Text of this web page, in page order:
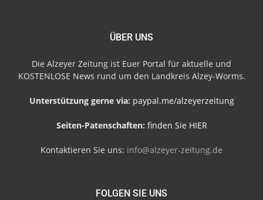
ÜBER UNS
Die Alzeyer Zeitung ist Euer Portal für aktuelle und
KOSTENLOSE News rund um den Landkreis Alzey-Worms.
Unterstützung gerne via: paypal.me/alzeyerzeitung
Seiten-Patenschaften: finden Sie HIER
Kontaktieren Sie uns: info@alzeyer-zeitung.de
FOLGEN SIE UNS